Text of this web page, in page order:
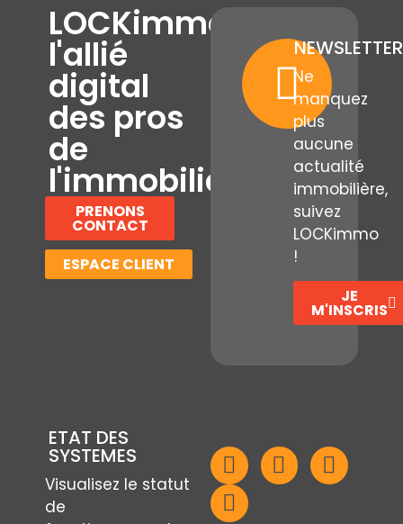
LOCKimmo,
l'allié
digital
des pros
de
l'immobilier
PRENONS
CONTACT
ESPACE CLIENT
NEWSLETTER
Ne
manquez
plus
aucune
actualité
immobilière,
suivez
LOCKimmo
!
JE
M'INSCRIS
ETAT DES
SYSTEMES
Visualisez le statut
de